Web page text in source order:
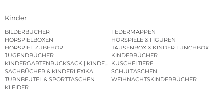
Kinder
BILDERBÜCHER
FEDERMAPPEN
HÖRSPIELBOXEN
HÖRSPIELE & FIGUREN
HÖRSPIEL ZUBEHÖR
JAUSENBOX & KINDER LUNCHBOX
JUGENDBÜCHER
KINDERBÜCHER
KINDERGARTENRUCKSACK | KINDERGARTENBEUTEL
KUSCHELTIERE
SACHBÜCHER & KINDERLEXIKA
SCHULTASCHEN
TURNBEUTEL & SPORTTASCHEN
WEIHNACHTSKINDERBÜCHER
KLEIDER